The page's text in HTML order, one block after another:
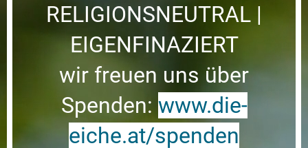
RELIGIONSNEUTRAL |
EIGENFINAZIERT
wir freuen uns über
Spenden: www.die-
eiche.at/spenden